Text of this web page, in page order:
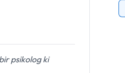
psikolog ki